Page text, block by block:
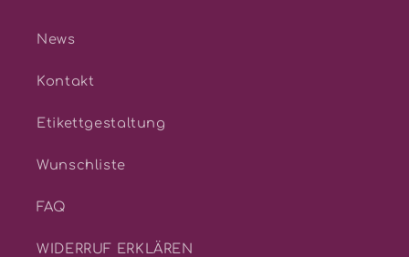
News
Kontakt
Etikettgestaltung
Wunschliste
FAQ
WIDERRUF ERKLÄREN